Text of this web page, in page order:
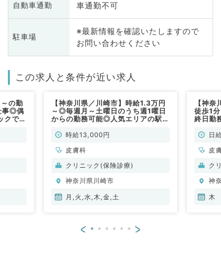
自動車通勤 車通勤不可
駐車場
※最新情報を確認いたしますので
お問い合わせください
この求人と条件が近い求人
の勤
事◎偶
クでの
【神奈川県／川崎市】時給1.3万円
～◎毎週月～土曜日のうち週1曜日
からの勤務可能◎人気エリアの駅チ
時給13,000円
皮膚科
クリニック(保険診療)
神奈川県川崎市
月,火,水,木,金,土
【神
徒歩1
終日勤
日
皮
ク
神
木
< >